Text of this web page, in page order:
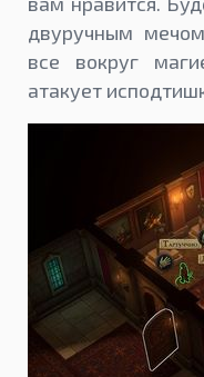
двуручным
все вокруг
атакует